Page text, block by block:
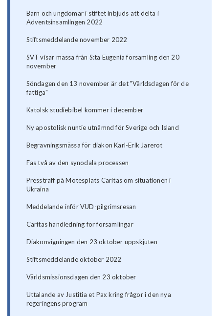
Barn och ungdomar i stiftet inbjuds att delta i
Adventsinsamlingen 2022
Stiftsmeddelande november 2022
SVT visar mässa från S:ta Eugenia församling den 20
november
Söndagen den 13 november är det "Världsdagen för de
fattiga"
Katolsk studiebibel kommer i december
Ny apostolisk nuntie utnämnd för Sverige och Island
Begravningsmässa för diakon Karl-Erik Jarerot
Fas två av den synodala processen
Pressträff på Mötesplats Caritas om situationen i
Ukraina
Meddelande inför VUD-pilgrimsresan
Caritas handledning för församlingar
Diakonvigningen den 23 oktober uppskjuten
Stiftsmeddelande oktober 2022
Världsmissionsdagen den 23 oktober
Uttalande av Justitia et Pax kring frågor i den nya
regeringens program